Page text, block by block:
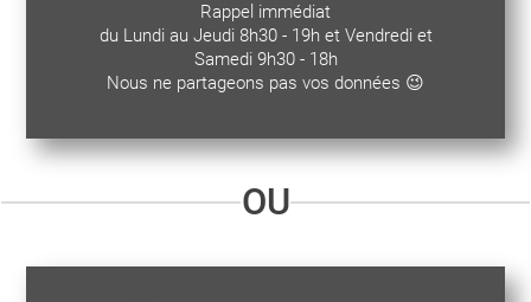
Rappel immédiat
du Lundi au Jeudi 8h30 - 19h et Vendredi et
Samedi 9h30 - 18h
Nous ne partageons pas vos données 😉
OU